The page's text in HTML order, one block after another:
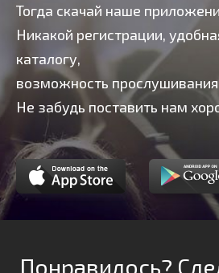
Тогда скачай наше
Никакой регистрации,
каталогу,
возможность
Не забудь поставить нам
Понравилось?